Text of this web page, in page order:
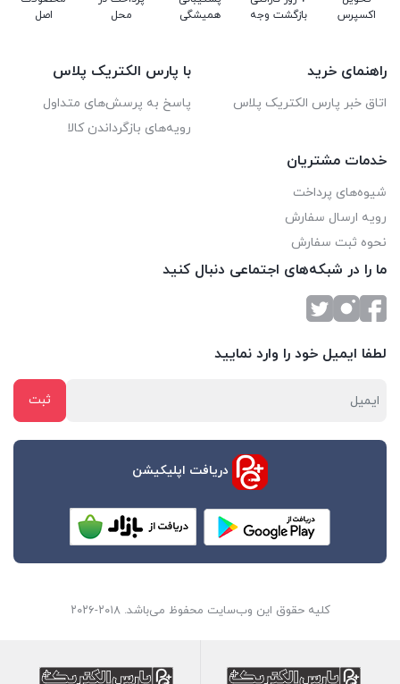
اکسپرس
بازگشت وجه
همیشگی
محل
اصل
راهنمای خرید
اتاق خبر پارس الکتریک پلاس
با پارس الکتریک پلاس
پاسخ به پرسش‌های متداول
رویه‌های بازگرداندن کالا
خدمات مشتریان
شیوه‌های پرداخت
رویه ارسال سفارش
نحوه ثبت سفارش
ما را در شبکه‌های اجتماعی دنبال کنید
لطفا ایمیل خود را وارد نمایید
دریافت اپلیکیشن
کلیه حقوق این وب‌سایت محفوظ می‌باشد. ۲۰۱۸-۲۰۲۶